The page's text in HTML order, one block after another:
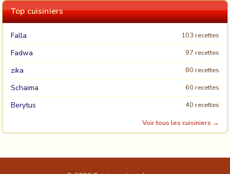
Top cuisiniers
Falla 103 recettes
Fadwa 97 recettes
zika 80 recettes
Schaima 60 recettes
Berytus
40 recettes
Voir tous les cuisiniers →